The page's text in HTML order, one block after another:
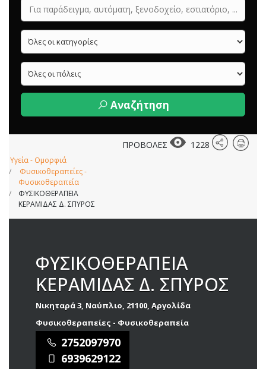
Αναζήτηση
ΠΡΟΒΟΛΕΣ 1228
Υγεία - Ομορφιά
Φυσικοθεραπείες -
Φυσικοθεραπεία
ΦΥΣΙΚΟΘΕΡΑΠΕΙΑ
ΚΕΡΑΜΙΔΑΣ Δ. ΣΠΥΡΟΣ
ΦΥΣΙΚΟΘΕΡΑΠΕΙΑ
ΚΕΡΑΜΙΔΑΣ Δ. ΣΠΥΡΟΣ
Νικηταρά 3, Ναύπλιο, 21100, Αργολίδα
Φυσικοθεραπείες - Φυσικοθεραπεία
2752097970
6939629122